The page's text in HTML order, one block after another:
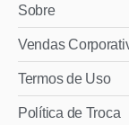
Sobre
Vendas
Termos de Uso
Política de Troca